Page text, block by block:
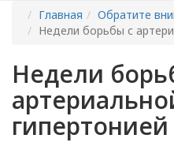
Главная
Обратите
Недели борьбы с
Недели
гипертонией